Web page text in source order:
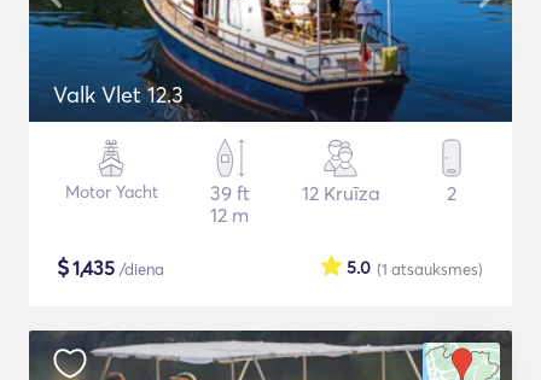
Valk Vlet 12.3
Motor Yacht
39 ft
12 m
12 Kruīza 2
$1,435 /diena (1 atsauksmes)
5.0